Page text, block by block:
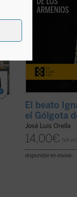
El beato
el Gólgota
José Luis Orella
14,00€ IVA
disponible en ebook: